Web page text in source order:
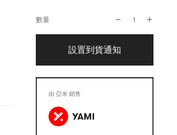
數量 1
設置到貨通知
由 亞米 銷售